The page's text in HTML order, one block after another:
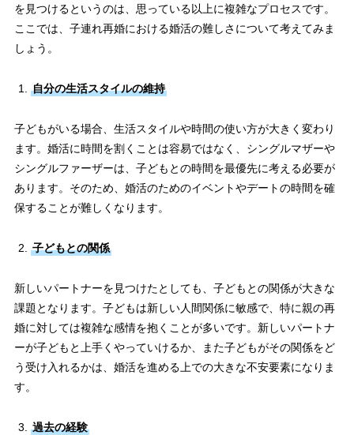
を見つけるというのは、思っている以上に複雑なプロセスです。
ここでは、子連れ再婚における婚活の難しさについて考えてみま
しょう。
自分の生活スタイルの維持
子どもがいる場合、生活スタイルや時間の使い方が大きく変わり
ます。婚活に時間を割くことは容易ではなく、シングルマザーや
シングルファーザーは、子どもとの時間を最優先に考える必要が
あります。そのため、婚活のためのイベントやデートの時間を確
保することが難しくなります。
子どもとの関係
新しいパートナーを見つけたとしても、子どもとの関係が大きな
課題となります。子どもは新しい人間関係に敏感で、特に親の再
婚に対しては複雑な感情を抱くことが多いです。新しいパートナ
ーが子どもと上手くやっていけるか、また子どもがその関係をど
う受け入れるかは、婚活を進める上での大きな不安要素になりま
す。
過去の経験